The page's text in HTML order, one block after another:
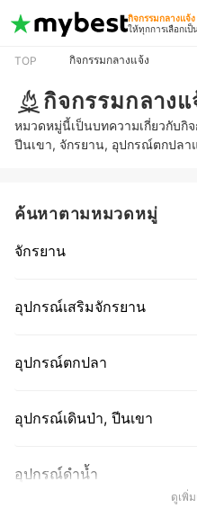
กิจกรรมกลางแจ้ง
ให้ทุกการเลือกเ
TOP กิจกรรมกลางแจ้ง
กิจกรรมกลางแ
หมวดหมู่นี้เป็นบทความเกี่ยวกับกิ
ปีนเขา, จักรยาน, อุปกรณ์ตกปล
ค้นหาตามหมวดหมู่
จักรยาน
อุปกรณ์เสริมจักรยาน
อุปกรณ์ตกปลา
อุปกรณ์เดินป่า, ปีนเขา
อุปกรณ์ดำน้ำ
ดูเพิ่